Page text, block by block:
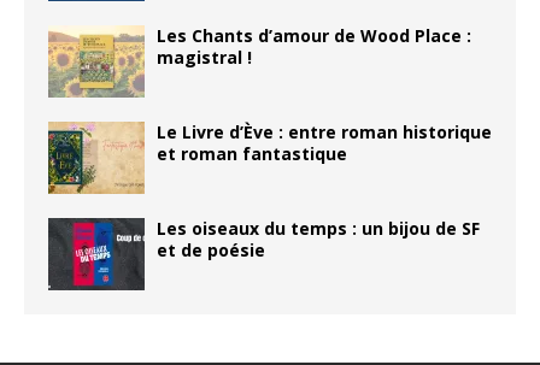
Les Chants d’amour de Wood Place :
magistral !
Le Livre d’Ève : entre roman historique
et roman fantastique
Les oiseaux du temps : un bijou de SF
et de poésie